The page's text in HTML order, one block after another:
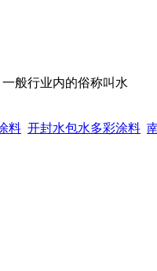
般行业内的俗称叫水
料 开封水包水多彩涂料